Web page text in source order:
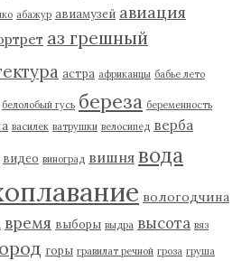
абажур авиамузей авиация
аз грешный
астра африканцы бабье лето
белолобый гусь береза беременность
василек ватрушки велосипед верба
видео виноград вишня вода
вологодчина
время выборы выдра высота вяз
горы гравилат речной гроза груша